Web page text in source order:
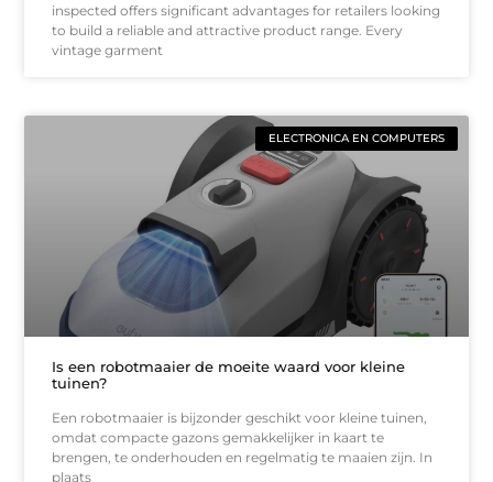
inspected offers significant advantages for retailers looking
to build a reliable and attractive product range. Every
vintage garment
ELECTRONICA EN COMPUTERS
Is een robotmaaier de moeite waard voor kleine
tuinen?
Een robotmaaier is bijzonder geschikt voor kleine tuinen,
omdat compacte gazons gemakkelijker in kaart te
brengen, te onderhouden en regelmatig te maaien zijn. In
plaats